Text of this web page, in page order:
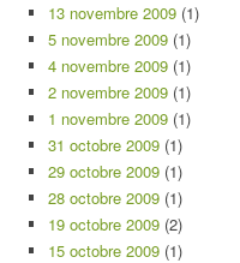
13 novembre 2009 (1)
5 novembre 2009 (1)
4 novembre 2009 (1)
2 novembre 2009 (1)
1 novembre 2009 (1)
31 octobre 2009 (1)
29 octobre 2009 (1)
28 octobre 2009 (1)
19 octobre 2009 (2)
15 octobre 2009 (1)